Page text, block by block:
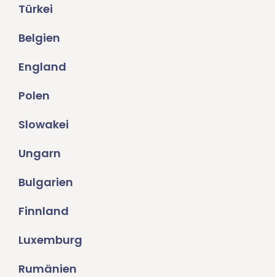
Türkei
Belgien
England
Polen
Slowakei
Ungarn
Bulgarien
Finnland
Luxemburg
Rumänien